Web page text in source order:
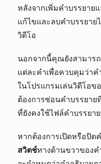
หลังจากเพิ่มคำบรรยา
แก้ไขและลบคำบรรยาย
วิดีโอ
นอกจากนี้คุณยังสามาร
แต่ละคำเพื่อควบคุมว่า
ในโปรแกรมเล่นวิดีโอ
ต้องการซ่อนคำบรรยา
ที่ยังคงใช้ไฟล์คำบรรยา
หากต้องการเปิดหรือปิด
สวิตช์ทางด้านขวาของ